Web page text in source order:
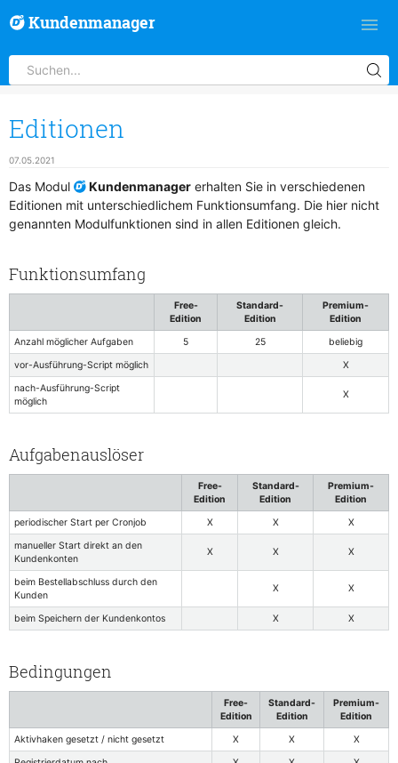
Kundenmanager
Editionen
07.05.2021
Das Modul Kundenmanager erhalten Sie in verschiedenen
Editionen mit unterschiedlichem Funktionsumfang. Die hier nicht
genannten Modulfunktionen sind in allen Editionen gleich.
Funktionsumfang
Free-
Edition
Standard-
Edition
Premium-
Edition
Anzahl möglicher Aufgaben
5 25
beliebig
vor-Ausführung-Script möglich
X
nach-Ausführung-Script
möglich
X
Aufgabenauslöser
Free-
Edition
Standard-
Edition
Premium-
Edition
periodischer Start per Cronjob
X X
X
manueller Start direkt an den
Kundenkonten
X X X
beim Bestellabschluss durch den
Kunden
X X
beim Speichern der Kundenkontos X X
Bedingungen
Free-
Edition
Standard-
Edition
Premium-
Edition
Aktivhaken gesetzt / nicht gesetzt
X X
X